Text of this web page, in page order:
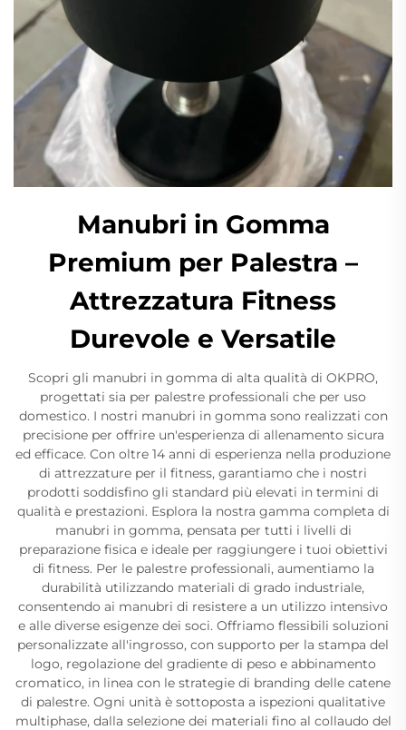
Manubri in Gomma
Premium per Palestra –
Attrezzatura Fitness
Durevole e Versatile
Scopri gli manubri in gomma di alta qualità di OKPRO,
progettati sia per palestre professionali che per uso
domestico. I nostri manubri in gomma sono realizzati con
precisione per offrire un'esperienza di allenamento sicura
ed efficace. Con oltre 14 anni di esperienza nella produzione
di attrezzature per il fitness, garantiamo che i nostri
prodotti soddisfino gli standard più elevati in termini di
qualità e prestazioni. Esplora la nostra gamma completa di
manubri in gomma, pensata per tutti i livelli di
preparazione fisica e ideale per raggiungere i tuoi obiettivi
di fitness. Per le palestre professionali, aumentiamo la
durabilità utilizzando materiali di grado industriale,
consentendo ai manubri di resistere a un utilizzo intensivo
e alle diverse esigenze dei soci. Offriamo flessibili soluzioni
personalizzate all'ingrosso, con supporto per la stampa del
logo, regolazione del gradiente di peso e abbinamento
cromatico, in linea con le strategie di branding delle catene
di palestre. Ogni unità è sottoposta a ispezioni qualitative
multiphase, dalla selezione dei materiali fino al collaudo del